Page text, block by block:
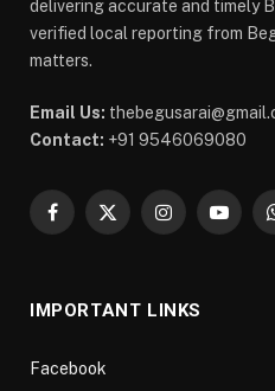
delivering accurate and timely
verified local reporting from
matters.
Email Us:
Contact: +91 9546069080
Facebook
X
Instagram
IMPORTANT LINKS
Facebook